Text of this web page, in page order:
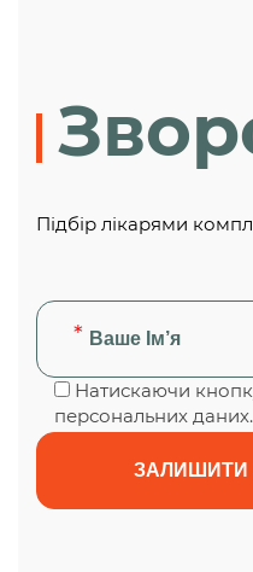
Підбір лікарями
Натискаючи
персональних даних.